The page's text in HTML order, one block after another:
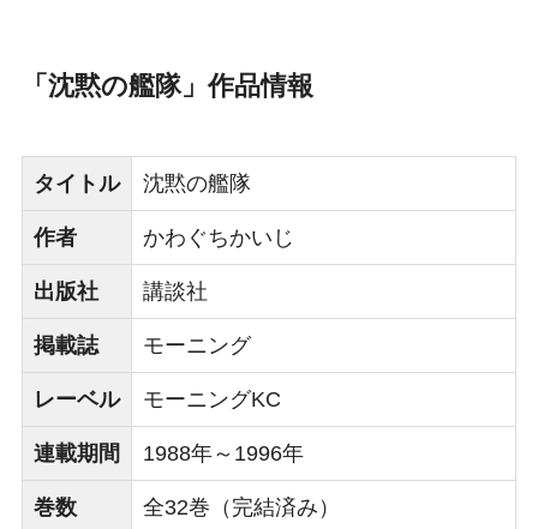
「沈黙の艦隊」作品情報
タイトル 沈黙の艦隊
作者 かわぐちかいじ
出版社 講談社
掲載誌 モーニング
レーベル モーニングKC
連載期間 1988年～1996年
巻数 全32巻（完結済み）